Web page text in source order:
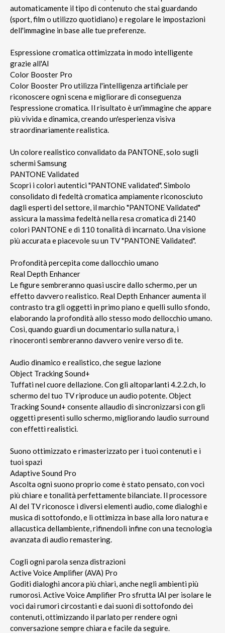
automaticamente il tipo di contenuto che stai guardando
(sport, film o utilizzo quotidiano) e regolare le impostazioni
dell'immagine in base alle tue preferenze.
Espressione cromatica ottimizzata in modo intelligente
grazie all'AI
Color Booster Pro
Color Booster Pro utilizza l'intelligenza artificiale per
riconoscere ogni scena e migliorare di conseguenza
l'espressione cromatica. Il risultato è un'immagine che appare
più vivida e dinamica, creando un'esperienza visiva
straordinariamente realistica.
Un colore realistico convalidato da PANTONE, solo sugli
schermi Samsung
PANTONE Validated
Scopri i colori autentici "PANTONE validated". Simbolo
consolidato di fedeltà cromatica ampiamente riconosciuto
dagli esperti del settore, il marchio "PANTONE Validated"
assicura la massima fedeltà nella resa cromatica di 2140
colori PANTONE e di 110 tonalità di incarnato. Una visione
più accurata e piacevole su un TV "PANTONE Validated".
Profondità percepita come dallocchio umano
Real Depth Enhancer
Le figure sembreranno quasi uscire dallo schermo, per un
effetto davvero realistico. Real Depth Enhancer aumenta il
contrasto tra gli oggetti in primo piano e quelli sullo sfondo,
elaborando la profondità allo stesso modo dellocchio umano.
Così, quando guardi un documentario sulla natura, i
rinoceronti sembreranno davvero venire verso di te.
Audio dinamico e realistico, che segue lazione
Object Tracking Sound+
Tuffati nel cuore dellazione. Con gli altoparlanti 4.2.2.ch, lo
schermo del tuo TV riproduce un audio potente. Object
Tracking Sound+ consente allaudio di sincronizzarsi con gli
oggetti presenti sullo schermo, migliorando laudio surround
con effetti realistici.
Suono ottimizzato e rimasterizzato per i tuoi contenuti e i
tuoi spazi
Adaptive Sound Pro
Ascolta ogni suono proprio come è stato pensato, con voci
più chiare e tonalità perfettamente bilanciate. Il processore
AI del TV riconosce i diversi elementi audio, come dialoghi e
musica di sottofondo, e li ottimizza in base alla loro natura e
allacustica dellambiente, rifinendoli infine con una tecnologia
avanzata di audio remastering.
Cogli ogni parola senza distrazioni
Active Voice Amplifier (AVA) Pro
Goditi dialoghi ancora più chiari, anche negli ambienti più
rumorosi. Active Voice Amplifier Pro sfrutta lAI per isolare le
voci dai rumori circostanti e dai suoni di sottofondo dei
contenuti, ottimizzando il parlato per rendere ogni
conversazione sempre chiara e facile da seguire.